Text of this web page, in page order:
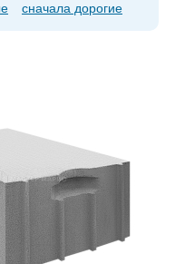
сначала дорогие